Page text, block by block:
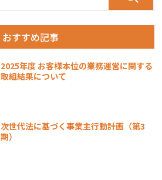
おすすめ記事
2025年度 お客様本位の業務運営に関する
取組結果について
次世代法に基づく事業主行動計画（第3
期）